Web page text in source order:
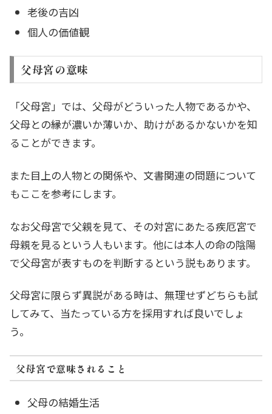
老後の吉凶
個人の価値観
父母宮の意味
「父母宮」では、父母がどういった人物であるかや、
父母との縁が濃いか薄いか、助けがあるかないかを知
ることができます。
また目上の人物との関係や、文書関連の問題について
もここを参考にします。
なお父母宮で父親を見て、その対宮にあたる疾厄宮で
母親を見るという人もいます。他には本人の命の陰陽
で父母宮が表すものを判断するという説もあります。
父母宮に限らず異説がある時は、無理せずどちらも試
してみて、当たっている方を採用すれば良いでしょ
う。
父母宮で意味されること
父母の結婚生活